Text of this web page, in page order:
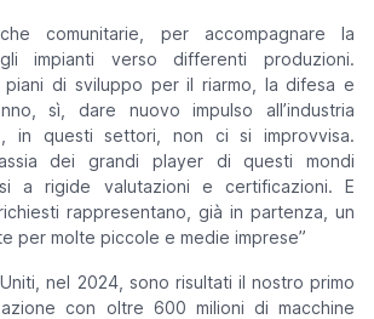
comunitarie, per accompagnare la
impianti verso differenti produzioni.
di sviluppo per il riarmo, la difesa e
sì, dare nuovo impulso all’industria
in questi settori, non ci si improvvisa.
dei grandi player di questi mondi
a rigide valutazioni e certificazioni. E
rappresentano, già in partenza, un
per molte piccole e medie imprese”
nel 2024, sono risultati il nostro primo
con oltre 600 milioni di macchine